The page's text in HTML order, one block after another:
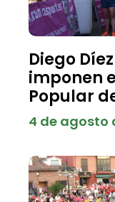
Diego
imponen
Popular
4 de agosto